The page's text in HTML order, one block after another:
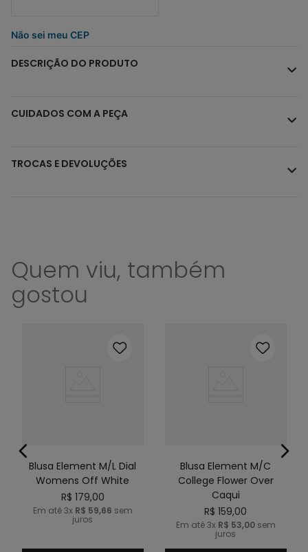
Não sei meu CEP
DESCRIÇÃO DO PRODUTO
CUIDADOS COM A PEÇA
TROCAS E DEVOLUÇÕES
Quem viu, também
gostou
Blusa Element M/L Dial
Womens Off White
R$ 179,00
Em até3x R$ 59,66 sem
juros
Blusa Element M/C
College Flower Over
Caqui
R$ 159,00
Em até3x R$ 53,00sem
juros